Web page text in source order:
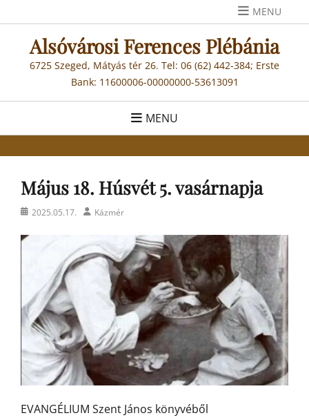
to
content
MENU
Alsóvárosi Ferences Plébánia
6725 Szeged, Mátyás tér 26. Tel: 06 (62) 442-384; Erste
Bank: 11600006-00000000-53613091
MENU
Május 18. Húsvét 5. vasárnapja
Posted2025.05.17. AuthorKázmér
EVANGÉLIUM Szent János könyvéből